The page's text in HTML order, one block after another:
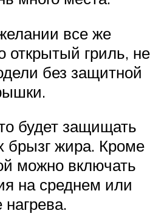
все же
открытый гриль, не
без защитной
будет защищать
брызг жира. Кроме
можно включать
на среднем или